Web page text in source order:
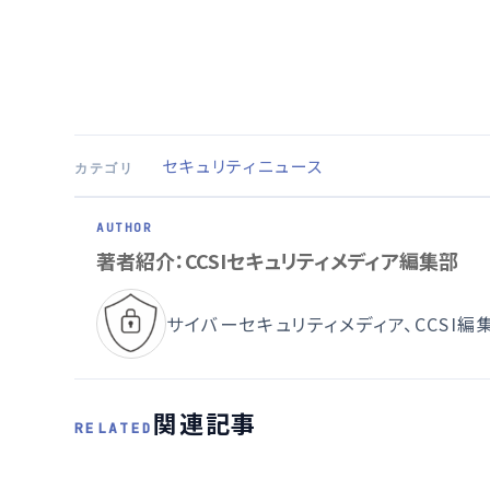
カテゴリ セキュリティニュース
著者紹介：CCSIセキュリティメディア編集部
サイバーセキュリティメディア、CCSI編
RELATED 関連記事